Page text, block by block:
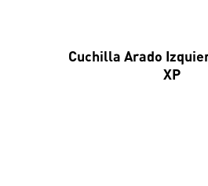
Cuchilla Arado
XP